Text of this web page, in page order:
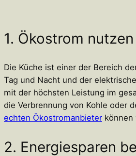
1. Ökostrom nutzen
Die Küche ist einer der Bereich
Tag und Nacht und der
mit der höchsten Leistung im
die Verbrennung von Kohle oder
echten Ökostromanbieter können
2. Energiesparen